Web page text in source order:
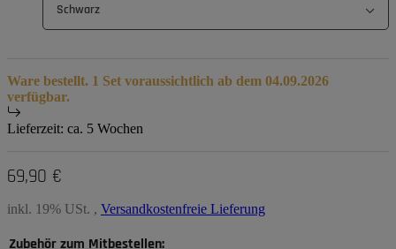
Schwarz
Ware bestellt. 1 Set voraussichtlich ab dem 04.09.2026
verfügbar.
Lieferzeit: ca. 5 Wochen
69,90 €
inkl. 19% USt. , Versandkostenfreie Lieferung
Zubehör zum Mitbestellen: